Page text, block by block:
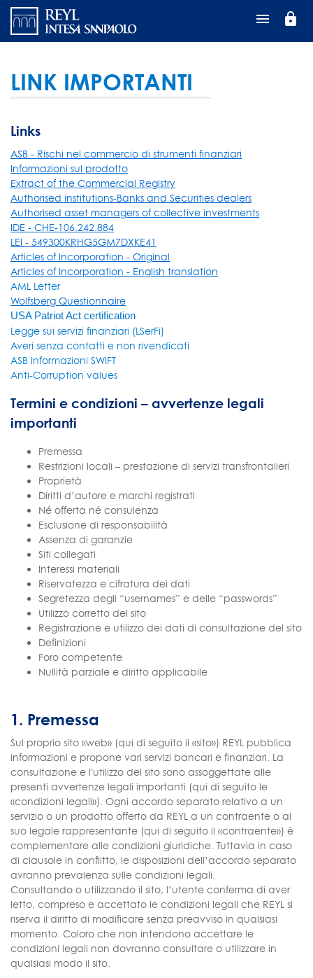
Salta
contenuto
lock
LINK IMPORTANTI
Links
ASB - Rischi nel commercio di strumenti finanziari
Informazioni sul prodotto
Extract of the Commercial Registry
Authorised institutions-Banks and Securities dealers
Authorised asset managers of collective investments
IDE - CHE-106.242.884
LEI - 549300KRHG5GM7DXKE41
Articles of Incorporation - Original
Articles of Incorporation - English translation
AML Letter
Wolfsberg Questionnaire
USA Patriot Act certification
Legge sui servizi finanziari (LSerFi)
Averi senza contatti e non rivendicati
ASB informazioni SWIFT
Anti-Corruption values
Termini e condizioni – avvertenze legali
importanti
Premessa
Restrizioni locali – prestazione di servizi transfrontalieri
Proprietà
Diritti d’autore e marchi registrati
Né offerta né consulenza
Esclusione di responsabilità
Assenza di garanzie
Siti collegati
Interessi materiali
Riservatezza e cifratura dei dati
Segretezza degli “usernames” e delle “passwords”
Utilizzo corretto del sito
Registrazione e utilizzo dei dati di consultazione del sito
Definizioni
Foro competente
Nullità parziale e diritto applicabile
1. Premessa
Sul proprio sito «web» (qui di seguito il «sito») REYL pubblica
informazioni e propone vari servizi bancari e finanziari. La
consultazione e l'utilizzo del sito sono assoggettate alle
presenti avvertenze legali importanti (qui di seguito le
«condizioni legali»). Ogni accordo separato relativo a un
servizio o un prodotto offerto da REYL a un contraente o al
suo legale rappresentante (qui di seguito il «contraente») è
complementare alle condizioni giuridiche. Tuttavia in caso
di clausole in conflitto, le disposizioni dell’accordo separato
avranno prevalenza sulle condizioni legali.
Consultando o utilizzando il sito, l’utente conferma di aver
letto, compreso e accettato le condizioni legali che REYL si
riserva il diritto di modificare senza preavviso in qualsiasi
momento. Coloro che non intendono accettare le
condizioni legali non dovranno consultare o utilizzare in
qualsiasi modo il sito.